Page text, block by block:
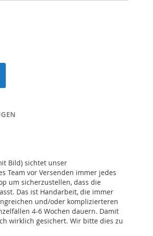
Bild) sichtet unser
Team vor Versenden immer jedes
um sicherzustellen, dass die
Das ist Handarbeit, die immer
und/oder komplizierteren
4-6 Wochen dauern. Damit
wirklich gesichert. Wir bitte dies zu